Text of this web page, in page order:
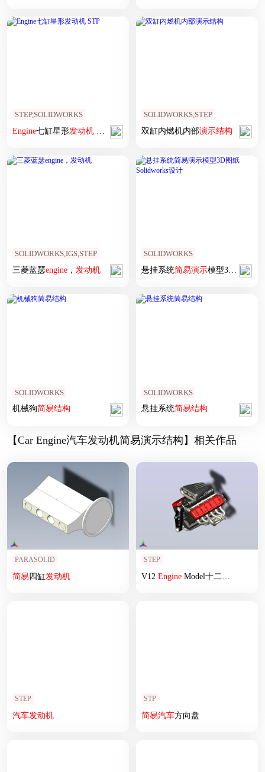
STEP,SOLIDWORKS
Engine七缸星形发动机STP
SOLIDWORKS,STEP
双缸内燃机内部演示结构
SOLIDWORKS,IGS,STEP
三菱蓝瑟engine， 发动机
SOLIDWORKS
悬挂系统简易演示模型3D图纸 Solidworks设计
SOLIDWORKS
机械狗简易结构
SOLIDWORKS
悬挂系统简易结构
【Car Engine汽车发动机简易演示结构】相关作品
PARASOLID
简易四缸发动机
STEP
V12 EngineModel十二缸
STEP
汽车发动机
STP
简易汽车方向盘